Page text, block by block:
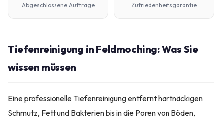
Abgeschlossene Aufträge Zufriedenheitsgarantie
Tiefenreinigung in Feldmoching: Was Sie
wissen müssen
Eine professionelle Tiefenreinigung entfernt hartnäckigen
Schmutz, Fett und Bakterien bis in die Poren von Böden,